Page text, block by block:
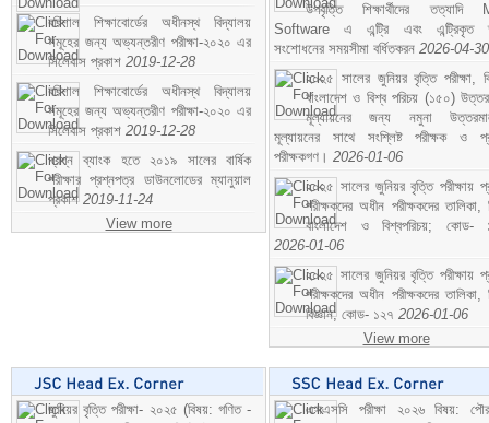
বরিশাল শিক্ষাবোর্ডের অধীনস্থ বিদ্যালয়
সমূহের জন্য অভ্যন্তরীণ পরীক্ষা-২০২০ এর
সিলেবাস প্রকাশ 2019-12-28
বরিশাল শিক্ষাবোর্ডের অধীনস্থ বিদ্যালয়
সমূহের জন্য অভ্যন্তরীণ পরীক্ষা-২০২০ এর
সিলেবাস প্রকাশ 2019-12-28
প্রশ্ন ব্যাংক হতে ২০১৯ সালের বার্ষিক
পরীক্ষার প্রশ্নপত্র ডাউনলোডের ম্যানুয়াল
প্রকাশ 2019-11-24
View more
উপবৃত্তি শিক্ষার্থীদের তত্যাদি
Software এ এন্ট্রি এবং এন্ট্রিকৃত
সংশোধনের সময়সীমা বর্ধিতকরন 2026-04-30
২০২৫ সালের জুনিয়র বৃত্তি পরীক্ষা,
বাংলাদেশ ও বিশ্ব পরিচয় (১৫০)
মূল্যায়নের জন্য নমুনা
মূল্যায়নের সাথে সংশ্লিষ্ট পরীক্ষক ও
পরীক্ষকগণ। 2026-01-06
২০২৫ সালের জুনিয়র বৃত্তি পরীক্ষায়
পরীক্ষকদের অধীন পরীক্ষকদের তালিকা,
বাংলাদেশ ও বিশ্বপরিচয়; কোড-
2026-01-06
২০২৫ সালের জুনিয়র বৃত্তি পরীক্ষায়
পরীক্ষকদের অধীন পরীক্ষকদের তালিকা,
বিজ্ঞান; কোড- ১২৭ 2026-01-06
View more
জুনিয়র বৃত্তি পরীক্ষা- ২০২৫ (বিষয়: গণিত -
এসএসসি পরীক্ষা ২০২৬ বিষয়: